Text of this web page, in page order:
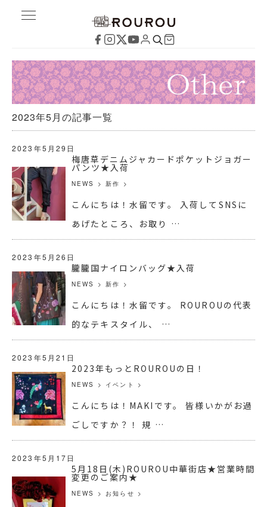
2023年5月の記事一覧
2023年5月29日
梅唐草デニムジャカードポケットジョガー
パンツ★入荷
NEWS >新作 >
こんにちは！水留です。 入荷してSNSに
あげたところ、お取り …
2023年5月26日
朧朧国ナイロンバッグ★入荷
NEWS >新作 >
こんにちは！水留です。 ROUROUの代表
的なテキスタイル、 …
2023年5月21日
2023年もっとROUROUの日！
NEWS > イベント >
こんにちは！MAKIです。 皆様いかがお過
ごしですか？！ 規 …
2023年5月17日
5月18日(木)ROUROU中華街店★営業時間
変更のご案内★
NEWS > お知らせ >